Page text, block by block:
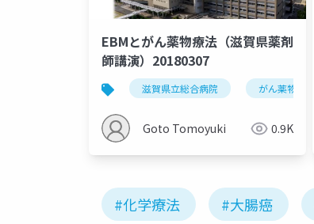
EBMとがん薬物療法（滋賀県薬剤
師講演）20180307
滋賀県立総合病院 がん薬物療法
Goto Tomoyuki 0.9K
#化学療法 #大腸癌